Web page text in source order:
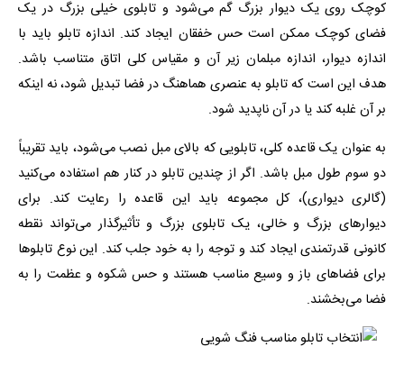
کوچک روی یک دیوار بزرگ گم می‌شود و تابلوی خیلی بزرگ در یک
فضای کوچک ممکن است حس خفقان ایجاد کند. اندازه تابلو باید با
اندازه دیوار، اندازه مبلمان زیر آن و مقیاس کلی اتاق متناسب باشد.
هدف این است که تابلو به عنصری هماهنگ در فضا تبدیل شود، نه اینکه
بر آن غلبه کند یا در آن ناپدید شود.
به عنوان یک قاعده کلی، تابلویی که بالای مبل نصب می‌شود، باید تقریباً
دو سوم طول مبل باشد. اگر از چندین تابلو در کنار هم استفاده می‌کنید
(گالری دیواری)، کل مجموعه باید این قاعده را رعایت کند. برای
دیوارهای بزرگ و خالی، یک تابلوی بزرگ و تأثیرگذار می‌تواند نقطه
کانونی قدرتمندی ایجاد کند و توجه را به خود جلب کند. این نوع تابلوها
برای فضاهای باز و وسیع مناسب هستند و حس شکوه و عظمت را به
فضا می‌بخشند.